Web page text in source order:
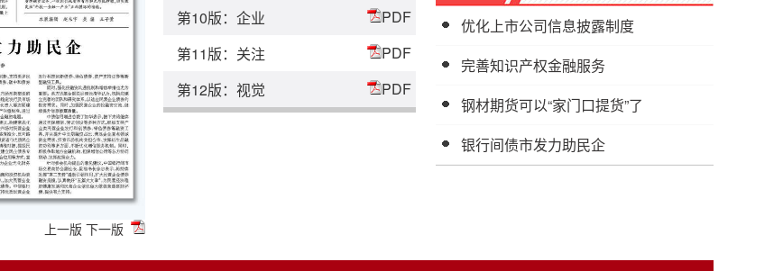
上一版 下一版
第10版：企业
PDF
第11版：关注
PDF
第12版：视觉
PDF
优化上市公司信息披露制度
完善知识产权金融服务
钢材期货可以“家门口提货”了
银行间债市发力助民企